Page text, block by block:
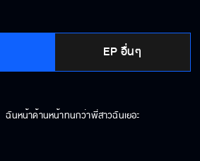
EP อื่นๆ
อย่าให้พวกนี้ทำลายงานเลี้ยง
ฉันหน้าด้านหน้าทนกว่าพี่สาวฉันเยอะ